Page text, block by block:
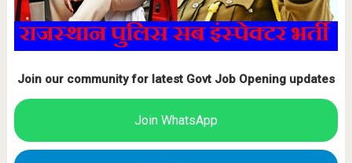
Join our community for latest Govt Job Opening updates
Join WhatsApp